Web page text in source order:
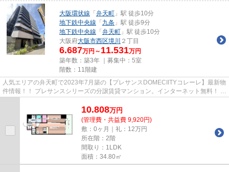
大阪環状線 「 弁天町 」駅 徒歩10分
地下鉄中央線 「 九条 」駅 徒歩9分
地下鉄中央線 「 弁天町 」駅 徒歩10分
大阪府大阪市西区境川 ２丁目
6.687万円～ 11.531万円
築年数：築3年 ｜募集中： 5室
階数：11階建
人気エリアの弁天町で2023年7月築の【プレサンスDOMECIITYコレーレ】最新物
件情報！！ プレサンスシリーズの分譲賃貸マンション。インターネット無料！ グ
10.808万円
(管理費・共益費 9,920円)
敷：0ヶ月｜礼：12万円
所在階：2階
間取り：1LDK
面積：34.80㎡